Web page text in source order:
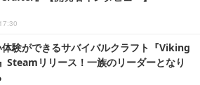
験ができるサバイバルクラフト『Viking
Steamリリース！一族のリーダーとなり